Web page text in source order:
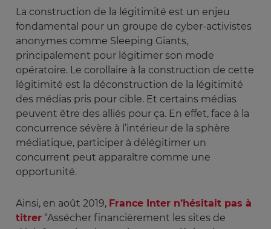
La construction de la légitimité est un enjeu
fondamental pour un groupe de cyber-activistes
anonymes comme Sleeping Giants,
principalement pour légitimer son mode
opératoire. Le corollaire à la construction de cette
légitimité est la déconstruction de la légitimité
des médias pris pour cible. Et certains médias
peuvent être des alliés pour ça. En effet, face à la
concurrence sévère à l’intérieur de la sphère
médiatique, participer à délégitimer un
concurrent peut apparaître comme une
opportunité.
Ainsi, en août 2019, France Inter n’hésitait pas à
titrer “Assécher financièrement les sites de